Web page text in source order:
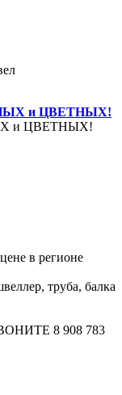
и ЦВЕТНЫХ!
и ЦВЕТНЫХ!
в регионе
труба, балка
8 908 783